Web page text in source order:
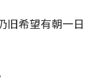
旧希望有朝一日